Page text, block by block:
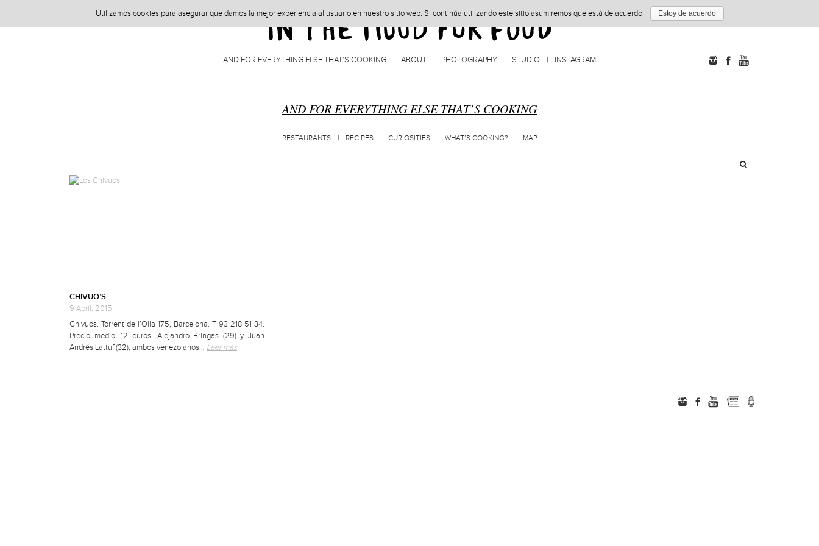
AND FOR EVERYTHING ELSE THAT’S COOKING ABOUT PHOTOGRAPHY STUDIO INSTAGRAM
AND FOR EVERYTHING ELSE THAT’S COOKING
RESTAURANTS RECIPES CURIOSITIES WHAT’S COOKING? MAP
CHIVUO’S
9 April, 2015
Chivuos. Torrent de l’Olla 175, Barcelona. T 93 218 51 34.
Precio medio: 12 euros. Alejandro Bringas (29) y Juan
Andrés Lattuf (32), ambos venezolanos… Leer más
Utilizamos cookies para asegurar que damos la mejor experiencia al usuario en nuestro sitio web. Si continúa utilizando este sitio asumiremos que está de acuerdo. Estoy de acuerdo